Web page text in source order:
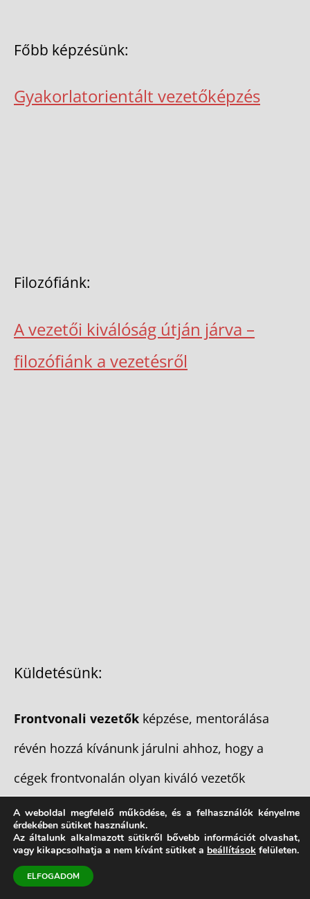
Főbb képzésünk:
Gyakorlatorientált vezetőképzés
Filozófiánk:
A vezetői kiválóság útján járva –
filozófiánk a vezetésről
Küldetésünk:
Frontvonali vezetők képzése, mentorálása
révén hozzá kívánunk járulni ahhoz, hogy a
cégek frontvonalán olyan kiváló vezetők
tevékenykedjenek, akik erősek és
emberségesek!
Forlong Bt.
A weboldal megfelelő működése, és a felhasználók kényelme
érdekében sütiket használunk.
Az általunk alkalmazott sütikről bővebb információt olvashat,
vagy kikapcsolhatja a nem kívánt sütiket a beállítások felületen.
ELFOGADOM